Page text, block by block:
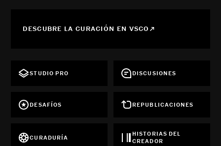
DESCUBRE LA CURACIÓN EN VSCO
STUDIO PRO DISCUSIONES
DESAFÍOS REPUBLICACIONES
CURADURÍA
HISTORIAS DEL
CREADOR